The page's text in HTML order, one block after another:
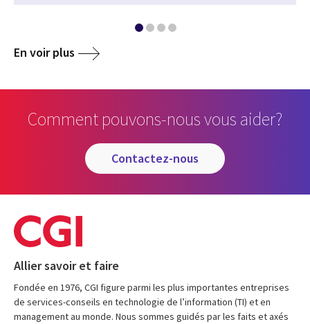
En voir plus
Comment pouvons-nous vous aider?
contactez-nous
Allier savoir et faire
Fondée en 1976, CGI figure parmi les plus importantes entreprises
de services-conseils en technologie de l’information (TI) et en
management au monde. Nous sommes guidés par les faits et axés